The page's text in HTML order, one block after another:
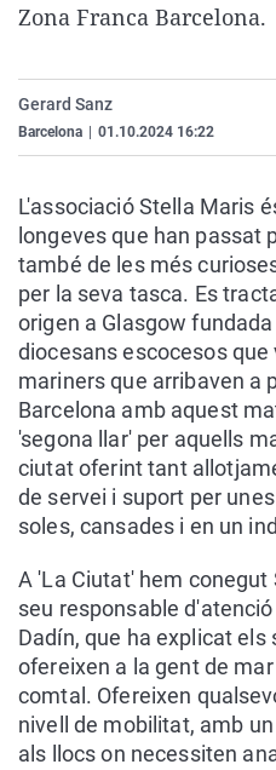
Zona Franca Barcelona.
Gerard Sanz
Barcelona 01.10.2024 16:22
L'associació Stella Maris
longeves que han passat
també de les més
per la seva tasca. Es
origen a Glasgow
diocesans escocesos
mariners que arribaven a
Barcelona amb aquest
'segona llar' per aquells
ciutat oferint tant
de servei i suport per
soles, cansades i en un
A 'La Ciutat' hem conegut
seu responsable
Dadín, que ha explicat
ofereixen a la gent de
comtal. Ofereixen
nivell de mobilitat, amb
als llocs on necessiten